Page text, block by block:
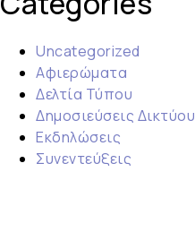
Uncategorized
Αφιερώματα
Δελτία Τύπου
Δημοσιεύσεις Δικτύου
Εκδηλώσεις
Συνεντεύξεις